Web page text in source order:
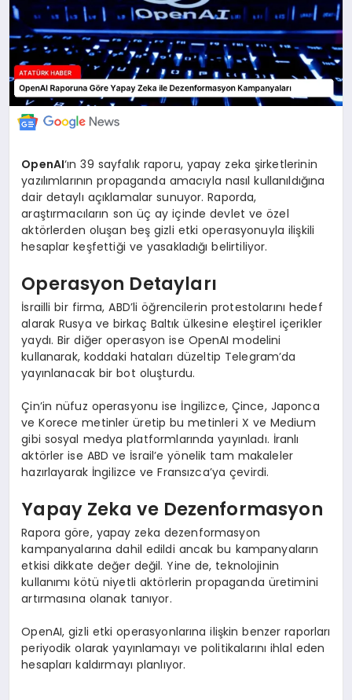
OpenAI‘ın 39 sayfalık raporu, yapay zeka şirketlerinin
yazılımlarının propaganda amacıyla nasıl kullanıldığına
dair detaylı açıklamalar sunuyor. Raporda,
araştırmacıların son üç ay içinde devlet ve özel
aktörlerden oluşan beş gizli etki operasyonuyla ilişkili
hesaplar keşfettiği ve yasakladığı belirtiliyor.
Operasyon Detayları
İsrailli bir firma, ABD’li öğrencilerin protestolarını hedef
alarak Rusya ve birkaç Baltık ülkesine eleştirel içerikler
yaydı. Bir diğer operasyon ise OpenAI modelini
kullanarak, koddaki hataları düzeltip Telegram’da
yayınlanacak bir bot oluşturdu.
Çin’in nüfuz operasyonu ise İngilizce, Çince, Japonca
ve Korece metinler üretip bu metinleri X ve Medium
gibi sosyal medya platformlarında yayınladı. İranlı
aktörler ise ABD ve İsrail’e yönelik tam makaleler
hazırlayarak İngilizce ve Fransızca’ya çevirdi.
Yapay Zeka ve Dezenformasyon
Rapora göre, yapay zeka dezenformasyon
kampanyalarına dahil edildi ancak bu kampanyaların
etkisi dikkate değer değil. Yine de, teknolojinin
kullanımı kötü niyetli aktörlerin propaganda üretimini
artırmasına olanak tanıyor.
OpenAI, gizli etki operasyonlarına ilişkin benzer raporları
periyodik olarak yayınlamayı ve politikalarını ihlal eden
hesapları kaldırmayı planlıyor.